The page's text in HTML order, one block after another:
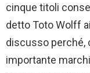
cinque titoli
detto Toto Wolff
discusso perché,
importante